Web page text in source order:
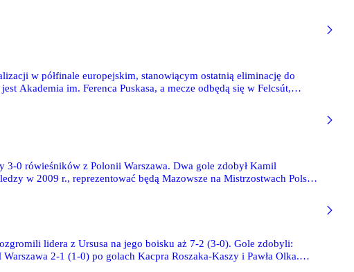
w półfinale europejskim, stanowiącym ostatnią eliminację do
Akademia im. Ferenca Puskasa, a mecze odbędą się w Felcsút,
3-0 rówieśników z Polonii Warszawa. Dwa gole zdobył Kamil
w 2009 r., reprezentować będą Mazowsze na Mistrzostwach Polski,
lidera z Ursusa na jego boisku aż 7-2 (3-0). Gole zdobyli:
2-1 (1-0) po golach Kacpra Roszaka-Kaszy i Pawła Olka.